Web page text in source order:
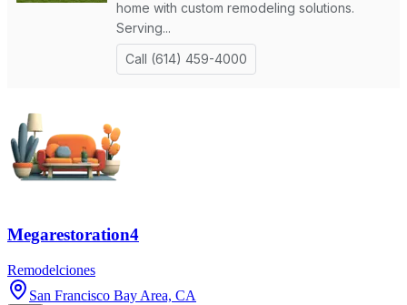
Megarestoration4
Remodelciones
San Francisco Bay Area, CA